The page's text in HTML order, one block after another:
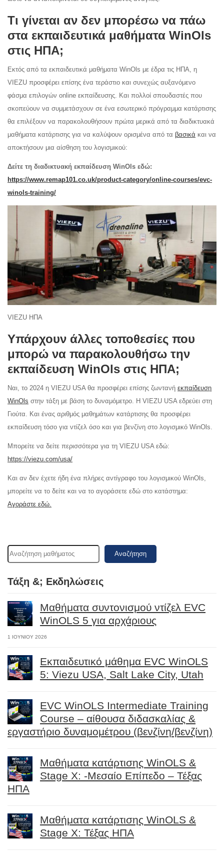
Τι γίνεται αν δεν μπορέσω να πάω
στα εκπαιδευτικά μαθήματα WinOls
στις ΗΠΑ;
Εκτός από τα εκπαιδευτικά μαθήματα WinOls με έδρα τις ΗΠΑ, η
VIEZU προσφέρει επίσης ένα τεράστιο και συνεχώς αυξανόμενο
φάσμα επιλογών online εκπαίδευσης. Και πολλοί σπουδαστές που
σκοπεύουν να συμμετάσχουν σε ένα εσωτερικό πρόγραμμα κατάρτισης
θα επιλέξουν να παρακολουθήσουν πρώτα μερικά από τα διαδικτυακά
μαθήματα κατάρτισης για να καλύψουν ορισμένα από τα βασικά και να
αποκτήσουν μια αίσθηση του λογισμικού:
Δείτε τη διαδικτυακή εκπαίδευση WinOls εδώ:
https://www.remap101.co.uk/product-category/online-courses/evc-
winols-training/
VIEZU ΗΠΑ
Υπάρχουν άλλες τοποθεσίες που
μπορώ να παρακολουθήσω την
εκπαίδευση WinOls στις ΗΠΑ;
Ναι, το 2024 η VIEZU USA θα προσφέρει επίσης ζωντανή εκπαίδευση
WinOls στην τάξη με βάση το δυναμόμετρο. Η VIEZU USA εδρεύει στη
Γιούτα. Και ένας αριθμός μαθημάτων κατάρτισης θα προσφέρει
εκπαίδευση τόσο για ντίζελ όσο και για βενζίνη στο λογισμικό WinOls.
Μπορείτε να δείτε περισσότερα για τη VIEZU USA εδώ:
https://viezu.com/usa/
Και αν δεν έχετε ήδη ένα πλήρες αντίγραφο του λογισμικού WinOls,
μπορείτε να το δείτε και να το αγοράσετε εδώ στο κατάστημα:
Αγοράστε εδώ.
Αναζήτηση
Τάξη &; Εκδηλώσεις
Μαθήματα συντονισμού ντίζελ EVC
WinOLS 5 για αρχάριους
1 ΙΟΥΝΊΟΥ 2026
Εκπαιδευτικό μάθημα EVC WinOLS
5: Viezu USA, Salt Lake City, Utah
EVC WinOLS Intermediate Training
Course – αίθουσα διδασκαλίας &
εργαστήριο δυναμομέτρου (βενζίνη/βενζίνη)
Μαθήματα κατάρτισης WinOLS &
Stage X: -Μεσαίο Επίπεδο – Τέξας
ΗΠΑ
Μαθήματα κατάρτισης WinOLS &
Stage X: Τέξας ΗΠΑ